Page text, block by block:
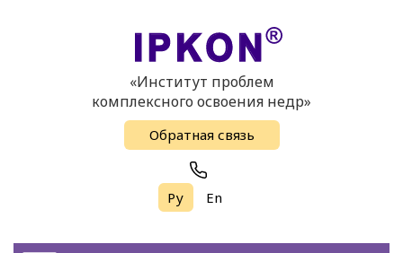
«Институт проблем
комплексного освоения недр»
Обратная связь
Ру En